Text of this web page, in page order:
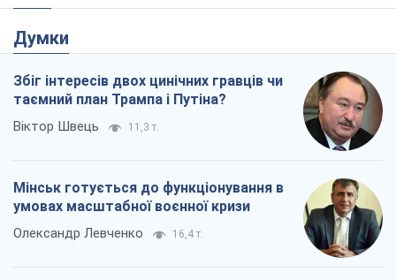
Думки
Збіг інтересів двох цинічних гравців чи
таємний план Трампа і Путіна?
Віктор Швець 11,3 т.
Мінськ готується до функціонування в
умовах масштабної воєнної кризи
Олександр Левченко 16,4 т.